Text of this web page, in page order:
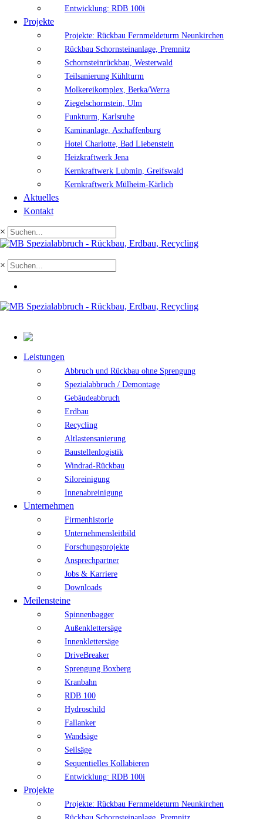
Entwicklung: RDB 100i
Projekte
Projekte: Rückbau Fernmeldeturm Neunkirchen
Rückbau Schornsteinanlage, Premnitz
Schornsteinrückbau, Westerwald
Teilsanierung Kühlturm
Molkereikomplex, Berka/Werra
Ziegelschornstein, Ulm
Funkturm, Karlsruhe
Kaminanlage, Aschaffenburg
Hotel Charlotte, Bad Liebenstein
Heizkraftwerk Jena
Kernkraftwerk Lubmin, Greifswald
Kernkraftwerk Mülheim-Kärlich
Aktuelles
Kontakt
×
×
Leistungen
Abbruch und Rückbau ohne Sprengung
Spezialabbruch / Demontage
Gebäudeabbruch
Erdbau
Recycling
Altlastensanierung
Baustellenlogistik
Windrad-Rückbau
Siloreinigung
Innenabreinigung
Unternehmen
Firmenhistorie
Unternehmensleitbild
Forschungsprojekte
Ansprechpartner
Jobs & Karriere
Downloads
Meilensteine
Spinnenbagger
Außenklettersäge
Innenklettersäge
DriveBreaker
Sprengung Boxberg
Kranbahn
RDB 100
Hydroschild
Fallanker
Wandsäge
Seilsäge
Sequentielles Kollabieren
Entwicklung: RDB 100i
Projekte
Projekte: Rückbau Fernmeldeturm Neunkirchen